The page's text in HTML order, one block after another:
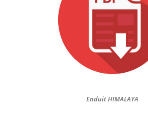
Enduit HIMALAYA